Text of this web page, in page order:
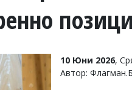
10 Юни 2026,
Автор: